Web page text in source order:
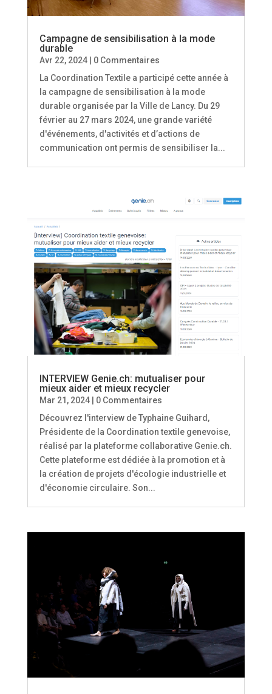
Campagne de sensibilisation à la mode
durable
Avr 22, 2024| 0 Commentaires
La Coordination Textile a participé cette année à
la campagne de sensibilisation à la mode
durable organisée par la Ville de Lancy. Du 29
février au 27 mars 2024, une grande variété
d'événements, d'activités et d’actions de
communication ont permis de sensibiliser la...
INTERVIEW Genie.ch: mutualiser pour
mieux aider et mieux recycler
Mar 21, 2024| 0 Commentaires
Découvrez l'interview de Typhaine Guihard,
Présidente de la Coordination textile genevoise,
réalisé par la plateforme collaborative Genie.ch.
Cette plateforme est dédiée à la promotion et à
la création de projets d'écologie industrielle et
d'économie circulaire. Son...